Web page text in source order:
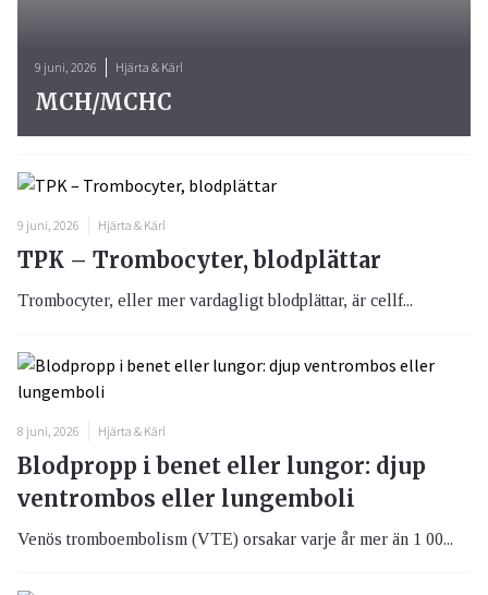
9 juni, 2026 Hjärta & Kärl
MCH/MCHC
9 juni, 2026 Hjärta & Kärl
TPK – Trombocyter, blodplättar
Trombocyter, eller mer vardagligt blodplättar, är cellf...
8 juni, 2026 Hjärta & Kärl
Blodpropp i benet eller lungor: djup
ventrombos eller lungemboli
Venös tromboembolism (VTE) orsakar varje år mer än 1 00...